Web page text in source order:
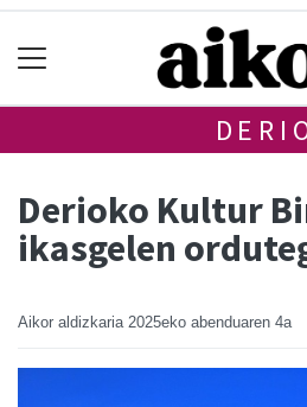
Derioko Kultur
ikasgelen
Aikor aldizkaria 2025eko abenduaren 4a